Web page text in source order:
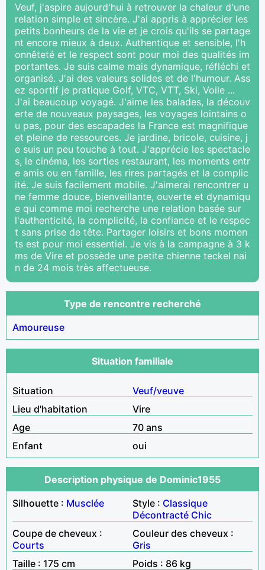
Veuf, j'aspire aujourd'hui à retrouver la chaleur d'une
relation simple et sincère. J'ai appris à apprécier les
petits bonheurs de la vie et je crois qu'ils se partage
nt encore mieux à deux. Authentique et sensible, l'h
onnêteté et le respect sont pour moi des qualités im
portantes. Je suis calme mais dynamique, réfléchi et
organisé. J'ai des valeurs solides et de l'humour. Ass
ez sportif je pratique Golf, VTC, VTT, Ski, Voile ...
J'ai beaucoup voyagé. J'aime les balades, la découv
erte de nouveaux paysages, les voyages lointains o
u pas, pour des escapades la France est magnifique
et pleine de ressources. Je jardine, bricole, cuisine, j
e suis un peu touche à tout. J'apprécie les spectacle
s, le cinéma, les sorties restaurant, les moments entr
e amis ou en famille, les rires partagés et la complic
ité. Je suis facilement mobile. J'aimerai rencontrer u
ne femme douce, bienveillante, ouverte et dynamiqu
e qui comme moi recherche une relation basée sur
l'authenticité, la complicité, la confiance et le respec
t sans prise de tête. Partager loisirs et bons momen
ts est pour moi essentiel. Je vis à la campagne à 3 k
ms de Vire et possède une petite chienne teckel nai
n de 24 mois très affectueuse.
Type de rencontre recherché
Amoureuse
Situation familiale
Situation
Veuf/veuve
Lieu d'habitation
Vire
Age
70 ans
Enfant
oui
Description physique de Dominic1955
Silhouette : Musclée Style : Classique
Décontracté Chic
Coupe de cheveux :
Courts
Couleur des cheveux :
Gris
Taille : 175 cm
Poids : 86 kg